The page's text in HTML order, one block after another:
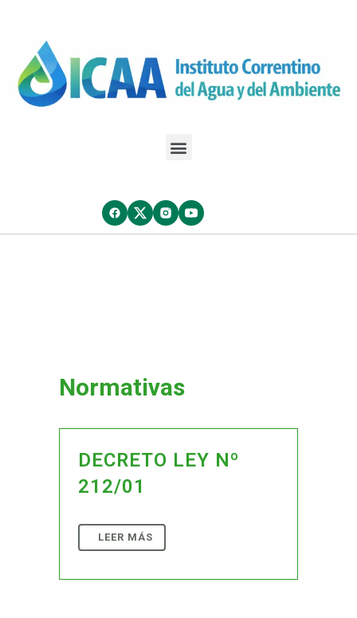
Normativas
DECRETO LEY Nº
212/01